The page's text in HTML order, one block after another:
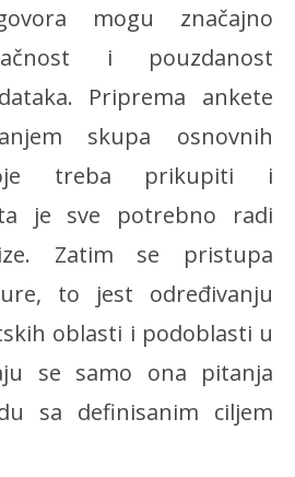
mogu značajno
i pouzdanost
Priprema ankete
skupa osnovnih
treba prikupiti i
je sve potrebno radi
Zatim se pristupa
to jest određivanju
oblasti i podoblasti u
se samo ona pitanja
sa definisanim ciljem